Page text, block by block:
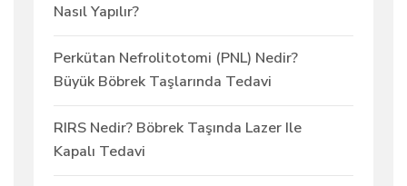
Nasıl Yapılır?
Perkütan Nefrolitotomi (PNL) Nedir?
Büyük Böbrek Taşlarında Tedavi
RIRS Nedir? Böbrek Taşında Lazer Ile
Kapalı Tedavi